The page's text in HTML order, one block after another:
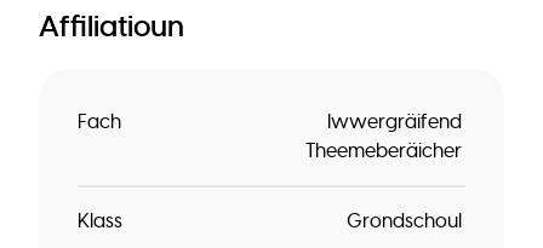
Affiliatioun
Fach
Iwwergräifend
Theemeberäicher
Klass Grondschoul